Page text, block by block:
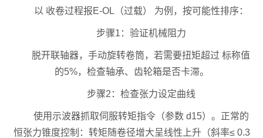
以 收卷过程报E-OL（过载） 为例，按可能性排序：
步骤1：验证机械阻力
脱开联轴器，手动旋转卷筒，若需要扭矩超过 标称值
的5%，检查轴承、齿轮箱是否卡滞。
步骤2：检查张力设定曲线
使用示波器抓取伺服转矩指令（参数 d15）。正常的
恒张力锥度控制：转矩随卷径增大呈线性上升（斜率≤ 0.3